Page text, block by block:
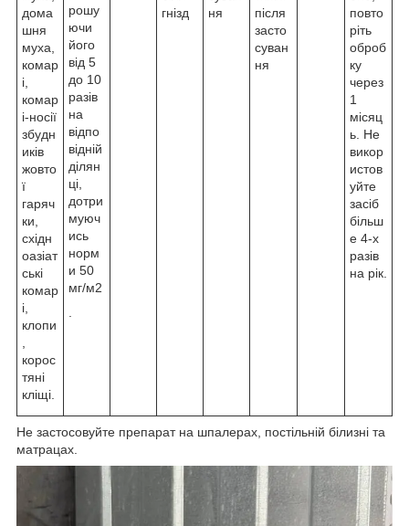
дома
шня
муха,
комар
і,
комар
і-носії
збудн
иків
жовто
ї
гаряч
ки,
східн
оазіат
ські
комар
і,
клопи
корос
тяні
кліщі.
рошу
ючи
його
від 5
до 10
разів
на
відпо
відній
ділян
ці,
дотри
муюч
ись
норм
и 50
мг/м2
гнізд
ня
після
засто
суван
ня
повто
ріть
оброб
ку
через
1
місяц
ь. Не
викор
истов
уйте
засіб
більш
е 4-х
разів
на рік.
Не застосовуйте препарат на шпалерах, постільній білизні та
матрацах.